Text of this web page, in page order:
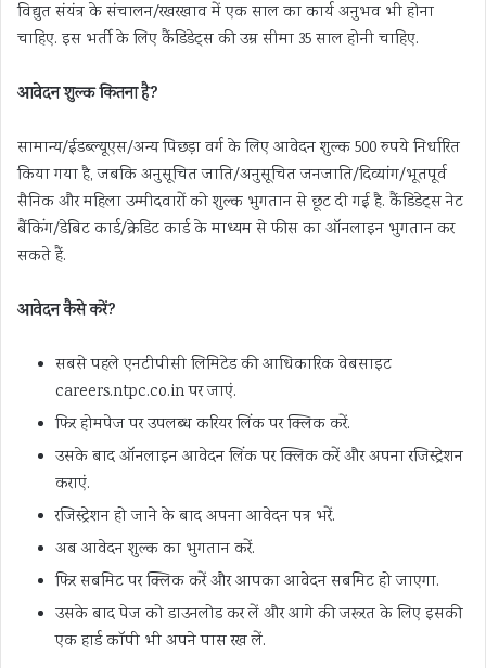
विद्युत संयंत्र के संचालन/रखरखाव में एक साल का कार्य अनुभव भी होना
चाहिए. इस भर्ती के लिए कैंडिडेट्स की उम्र सीमा 35 साल होनी चाहिए.
आवेदन शुल्क कितना है?
सामान्य/ईडब्ल्यूएस/अन्य पिछड़ा वर्ग के लिए आवेदन शुल्क 500 रुपये निर्धारित
किया गया है, जबकि अनुसूचित जाति/अनुसूचित जनजाति/दिव्यांग/भूतपूर्व
सैनिक और महिला उम्मीदवारों को शुल्क भुगतान से छूट दी गई है. कैंडिडेट्स नेट
बैंकिंग/डेबिट कार्ड/क्रेडिट कार्ड के माध्यम से फीस का ऑनलाइन भुगतान कर
सकते हैं.
आवेदन कैसे करें?
सबसे पहले एनटीपीसी लिमिटेड की आधिकारिक वेबसाइट
careers.ntpc.co.in पर जाएं.
फिर होमपेज पर उपलब्ध करियर लिंक पर क्लिक करें.
उसके बाद ऑनलाइन आवेदन लिंक पर क्लिक करें और अपना रजिस्ट्रेशन
कराएं.
रजिस्ट्रेशन हो जाने के बाद अपना आवेदन पत्र भरें.
अब आवेदन शुल्क का भुगतान करें.
फिर सबमिट पर क्लिक करें और आपका आवेदन सबमिट हो जाएगा.
उसके बाद पेज को डाउनलोड कर लें और आगे की जरूरत के लिए इसकी
एक हार्ड कॉपी भी अपने पास रख लें.